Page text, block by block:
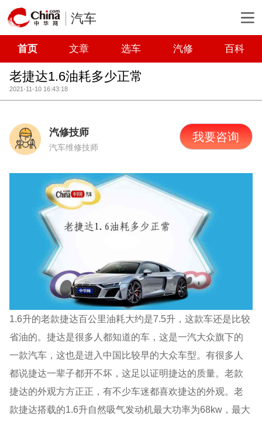
汽车
首页 文章 选车 汽修 百科
老捷达1.6油耗多少正常
2021-11-10 16:43:18
汽修技师
汽车维修技师
我要咨询
1.6升的老款捷达百公里油耗大约是7.5升，这款车还是比较
省油的。捷达是很多人都知道的车，这是一汽大众旗下的
一款汽车，这也是进入中国比较早的大众车型。有很多人
都说捷达一辈子都开不坏，这足以证明捷达的质量。老款
捷达的外观方方正正，有不少车迷都喜欢捷达的外观。老
款捷达搭载的1.6升自然吸气发动机最大功率为68kw，最大